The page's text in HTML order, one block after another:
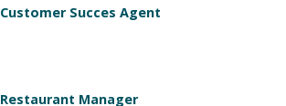
Customer Succes Agent
Restaurant Manager